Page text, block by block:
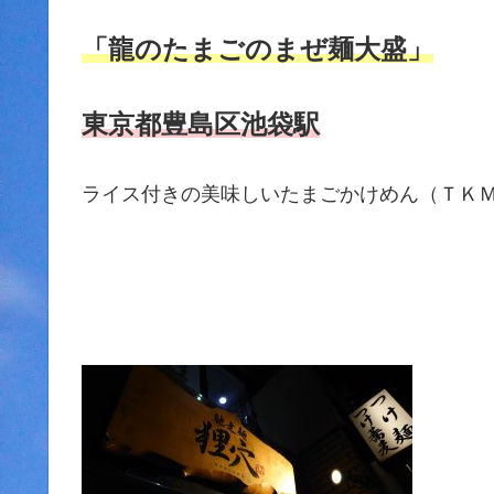
「龍のたまごのまぜ麺大盛」
東京都豊島区池袋駅
ライス付きの美味しいたまごかけめん（ＴＫ